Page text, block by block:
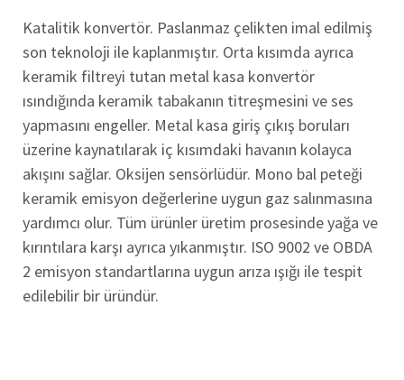
Katalitik konvertör. Paslanmaz çelikten imal edilmiş
son teknoloji ile kaplanmıştır. Orta kısımda ayrıca
keramik filtreyi tutan metal kasa konvertör
ısındığında keramik tabakanın titreşmesini ve ses
yapmasını engeller. Metal kasa giriş çıkış boruları
üzerine kaynatılarak iç kısımdaki havanın kolayca
akışını sağlar. Oksijen sensörlüdür. Mono bal peteği
keramik emisyon değerlerine uygun gaz salınmasına
yardımcı olur. Tüm ürünler üretim prosesinde yağa ve
kırıntılara karşı ayrıca yıkanmıştır. ISO 9002 ve OBDA
2 emisyon standartlarına uygun arıza ışığı ile tespit
edilebilir bir üründür.